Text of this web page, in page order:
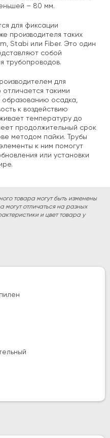
– 80 мм.
для фиксации
производителя таких
Stabi или Fiber. Это один
собой
трубопроводов.
для
отличается такими
образованию осадка,
к воздействию
температуру до
продолжительный срок
методом пайки. Трубы
к ним помогут
или установки
товара могут быть изменены
могут отличаться на разных
и цвет товара у